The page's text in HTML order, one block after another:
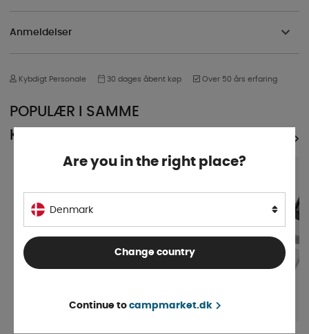
Anmeldelser
Kybdigt Personale 30 dages åbent køp Over 50 års erfaring
POPULÆR I SAMME
KATEGORI
Are you in the right place?
Denmark
Change country
Continue to campmarket.dk